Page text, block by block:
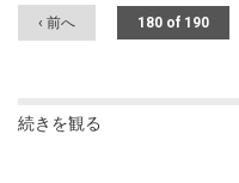
‹ 前へ 180 of 190
続きを観る